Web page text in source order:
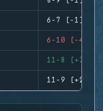
6-7 (-1)
6-10 (-4)
11-8 (+3)
11-9 (+2)